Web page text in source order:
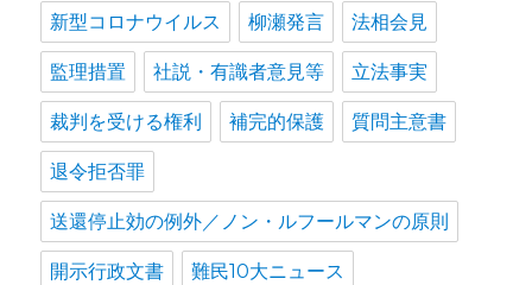
新型コロナウイルス 柳瀬発言 法相会見
監理措置 社説・有識者意見等 立法事実
裁判を受ける権利 補完的保護 質問主意書
退令拒否罪
送還停止効の例外／ノン・ルフールマンの原則
開示行政文書 難民10大ニュース